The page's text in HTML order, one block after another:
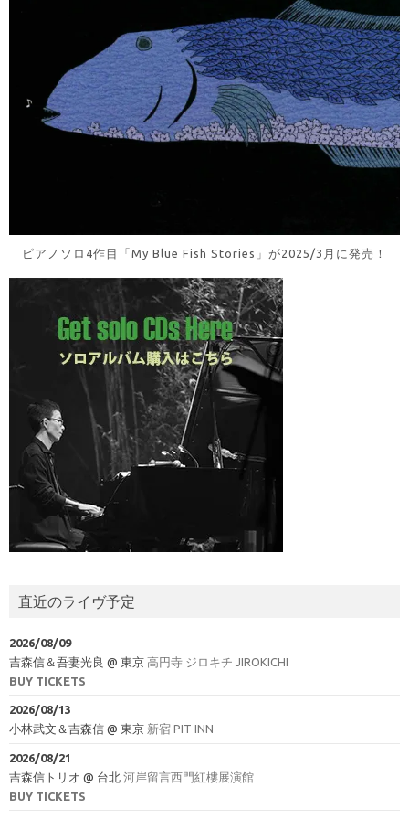
ピアノソロ4作目「My Blue Fish Stories」が2025/3月に発売！
直近のライヴ予定
2026/08/09
吉森信＆吾妻光良 @ 東京 高円寺 ジロキチ JIROKICHI
BUY TICKETS
2026/08/13
小林武文＆吉森信 @ 東京 新宿 PIT INN
2026/08/21
吉森信トリオ @ 台北 河岸留言西門紅樓展演館
BUY TICKETS